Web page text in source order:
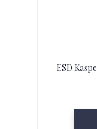
ESD